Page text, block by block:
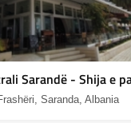
Sarandë - Shija e
Saranda, Albania